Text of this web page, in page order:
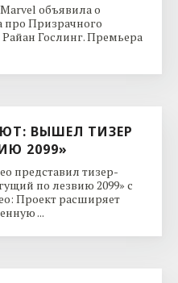
объявила о
про Призрачного
Гослинг. Премьера
ВЫШЕЛ ТИЗЕР
2099»
представил тизер-
по лезвию 2099» с
Проект расширяет
...